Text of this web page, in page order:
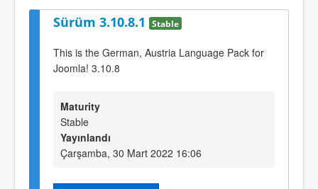
Sürüm 3.10.8.1 Stable
This is the German, Austria Language Pack for
Joomla! 3.10.8
Maturity
Stable
Yayınlandı
Çarşamba, 30 Mart 2022 16:06